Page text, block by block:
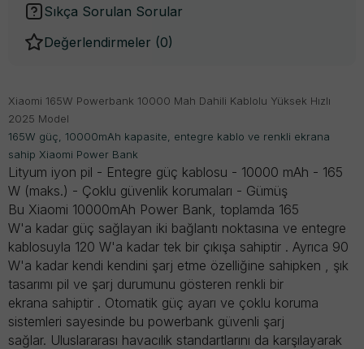
Sıkça Sorulan Sorular
Değerlendirmeler (0)
Xiaomi 165W Powerbank 10000 Mah Dahili Kablolu Yüksek Hızlı
2025 Model
165W güç, 10000mAh kapasite, entegre kablo ve renkli ekrana
sahip Xiaomi Power Bank
Lityum iyon pil - Entegre güç kablosu - 10000 mAh - 165
W (maks.) - Çoklu güvenlik korumaları - Gümüş
Bu Xiaomi 10000mAh Power Bank, toplamda 165
W'a kadar güç sağlayan iki bağlantı noktasına ve entegre
kablosuyla 120 W'a kadar tek bir çıkışa sahiptir . Ayrıca 90
W'a kadar kendi kendini şarj etme özelliğine sahipken , şık
tasarımı pil ve şarj durumunu gösteren renkli bir
ekrana sahiptir . Otomatik güç ayarı ve çoklu koruma
sistemleri sayesinde bu powerbank güvenli şarj
sağlar. Uluslararası havacılık standartlarını da karşılayarak